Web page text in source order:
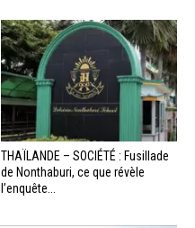
THAÏLANDE – SOCIÉTÉ : Fusillade
de Nonthaburi, ce que révèle
l’enquête...